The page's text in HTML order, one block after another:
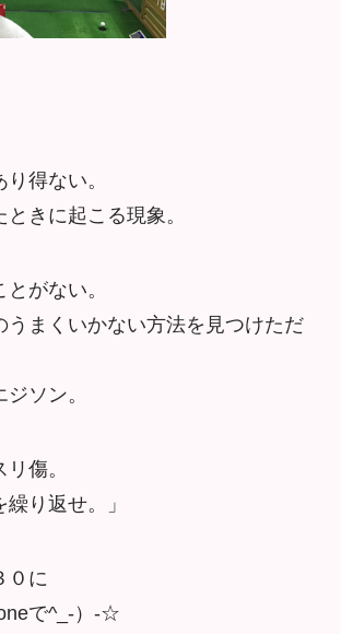
り得ない。
きに起こる現象。
がない。
うまくいかない方法を見つけただ
ソン。
傷。
り返せ。」
０に
で^_-）-☆